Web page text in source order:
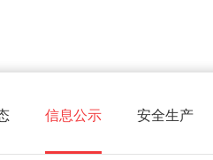
信息公示 安全生产